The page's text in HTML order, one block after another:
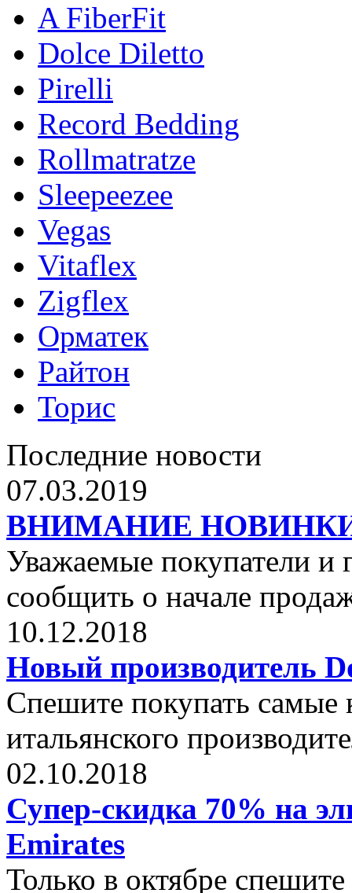
A FiberFit
Dolce Diletto
Pirelli
Record Bedding
Rollmatratze
Sleepeezee
Vegas
Vitaflex
Zigflex
Орматек
Райтон
Торис
Последние новости
07.03.2019
ВНИМАНИЕ НОВИНКИ
Уважаемые покупатели
сообщить о начале
10.12.2018
Новый производитель
Спешите покупать самые
итальянского
02.10.2018
Супер-скидка 70% на
Emirates
Только в октябре